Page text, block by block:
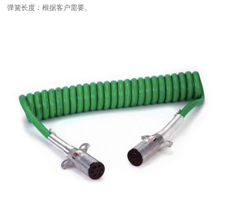
弹簧长度：根据客户需要。